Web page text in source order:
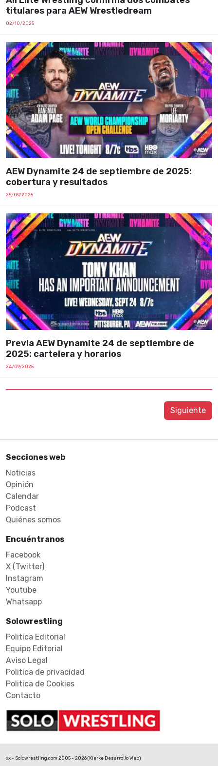
titulares para AEW Wrestledream
02/10/2025
AEW Dynamite 24 de septiembre de 2025:
cobertura y resultados
25/09/2025
Previa AEW Dynamite 24 de septiembre de
2025: cartelera y horarios
24/09/2025
Siguiente
Secciones web
Noticias
Opinión
Calendar
Podcast
Quiénes somos
Encuéntranos
Facebook
X (Twitter)
Instagram
Youtube
Whatsapp
Solowrestling
Politica Editorial
Equipo Editorial
Aviso Legal
Politica de privacidad
Politica de Cookies
Contacto
xx - Solowrestling.com 2005 - 2026 (Kierke Desarrollo Web)